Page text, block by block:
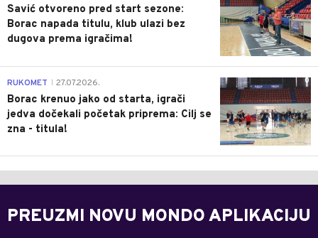
Savić otvoreno pred start sezone:
Borac napada titulu, klub ulazi bez
dugova prema igračima!
0
RUKOMET 27.07.2026.
Borac krenuo jako od starta, igrači
jedva dočekali početak priprema: Cilj se
zna - titula!
PREUZMI NOVU MONDO APLIKACIJU